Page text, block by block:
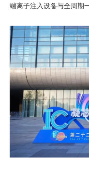
端离子注入设备与全周期